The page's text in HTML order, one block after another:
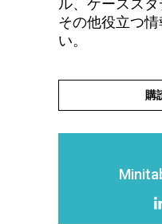
その他役立つ
い。
購